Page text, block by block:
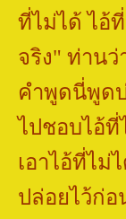
ที่ไม่ได้ ไอ้
จริง" ท่าน
คำพูดนี่พูด
ไปชอบไอ้ที่
เอาไอ้ที่ไม่
ปล่อยไว้ก่อ